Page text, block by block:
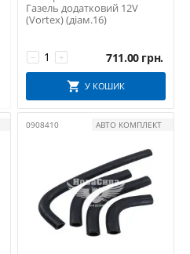
Газель додатковий 12V
(Vortex) (діам.16)
+
− 711.00 грн.
У КОШИК
0908410 АВТО КОМПЛЕКТ